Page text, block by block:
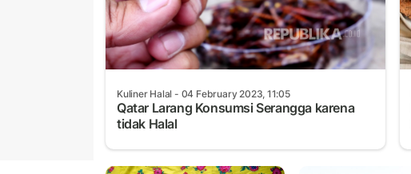
Kuliner Halal - 04 February 2023, 11:05
Qatar Larang Konsumsi Serangga karena
tidak Halal